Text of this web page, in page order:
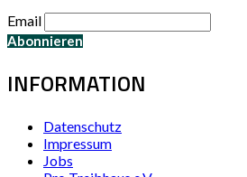
Email
INFORMATION
Datenschutz
Impressum
Jobs